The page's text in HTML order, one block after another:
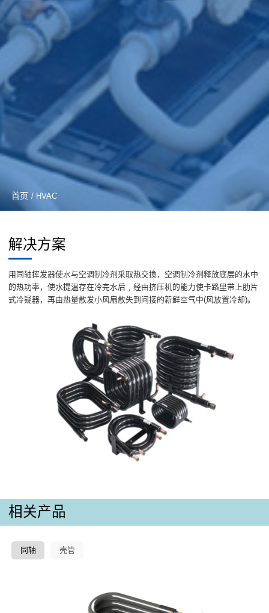
首页 / HVAC
解决方案
用同轴挥发器使水与空调制冷剂采取热交換，空调制冷剂释放底层的水中
的热功率，使水提温存在冷完水后﹐经由挤压机的能力使卡路里带上肋片
式冷疑器，再由热量散发小风扇散失到间接的新鲜空气中(风放置冷却)。
相关产品
同轴 壳管